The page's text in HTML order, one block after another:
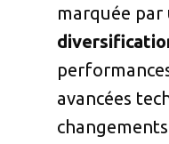
marquée par
avancées